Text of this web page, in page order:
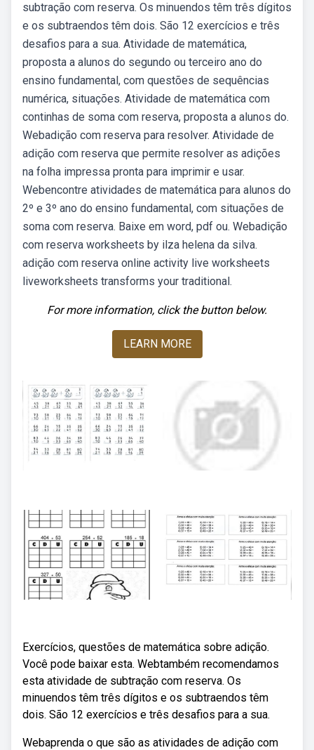
subtração com reserva. Os minuendos têm três dígitos
e os subtraendos têm dois. São 12 exercícios e três
desafios para a sua. Atividade de matemática,
proposta a alunos do segundo ou terceiro ano do
ensino fundamental, com questões de sequências
numérica, situações. Atividade de matemática com
continhas de soma com reserva, proposta a alunos do.
Webadição com reserva para resolver. Atividade de
adição com reserva que permite resolver as adições
na folha impressa pronta para imprimir e usar.
Webencontre atividades de matemática para alunos do
2º e 3º ano do ensino fundamental, com situações de
soma com reserva. Baixe em word, pdf ou. Webadição
com reserva worksheets by ilza helena da silva.
adição com reserva online activity live worksheets
liveworksheets transforms your traditional.
For more information, click the button below.
LEARN MORE
Exercícios, questões de matemática sobre adição.
Você pode baixar esta. Webtambém recomendamos
esta atividade de subtração com reserva. Os
minuendos têm três dígitos e os subtraendos têm
dois. São 12 exercícios e três desafios para a sua.
Webaprenda o que são as atividades de adição com